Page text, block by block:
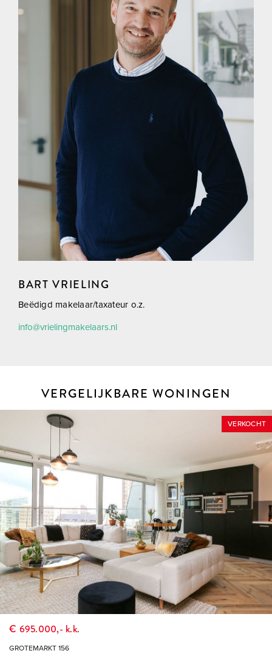
(of te huur) aangeboden object vragen oproepen, dan
nodigen wij je van harte uit deze onder onze (makelaar)
THUIS IN DE REGIO, THUIS IN DE STAD
DÉ MAKELAAR VOOR DE HOEKSCHE WAARD &
BART VRIELING
Beëdigd makelaar/taxateur o.z.
info@vrielingmakelaars.nl
VERGELIJKBARE WONINGEN
VERKOCHT
€ 695.000,- k.k.
GROTEMARKT 156